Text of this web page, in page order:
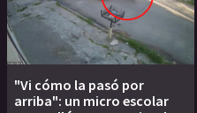
"Vi cómo la pasó por
arriba": un micro escolar